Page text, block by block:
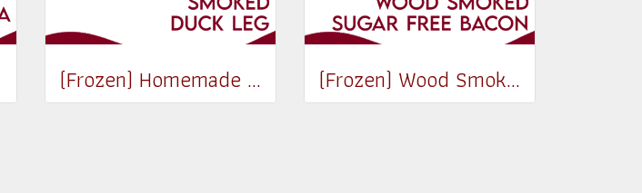
(Frozen) Homemade Smoked Duck Leg (220-250g) (Frozen) Wood Smoked Sugar Free Bacon 200g